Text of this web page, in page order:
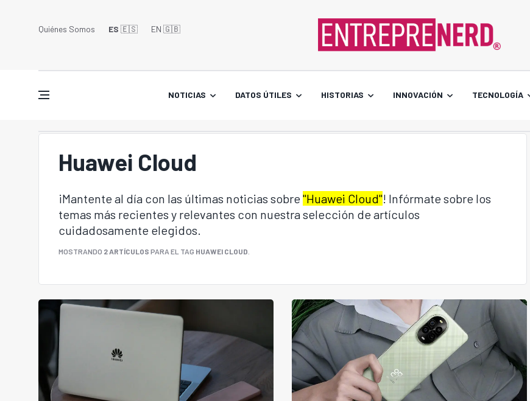
Quiénes Somos ES 🇪🇸 EN 🇬🇧󠁢󠁥󠁮󠁧󠁿
NOTICIAS DATOS ÚTILES HISTORIAS INNOVACIÓN TECNOLOGÍA
Huawei Cloud
¡Mantente al día con las últimas noticias sobre "Huawei Cloud"! Infórmate sobre los
temas más recientes y relevantes con nuestra selección de artículos
cuidadosamente elegidos.
MOSTRANDO 2 ARTÍCULOS PARA EL TAG HUAWEI CLOUD